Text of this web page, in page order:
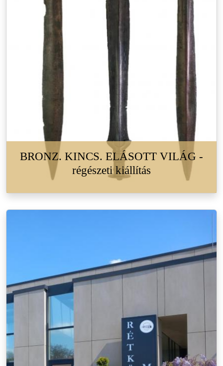
BRONZ. KINCS. ELÁSOTT VILÁG -
régészeti kiállítás